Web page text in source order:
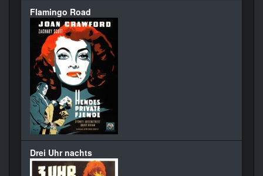
Flamingo Road
Drei Uhr nachts